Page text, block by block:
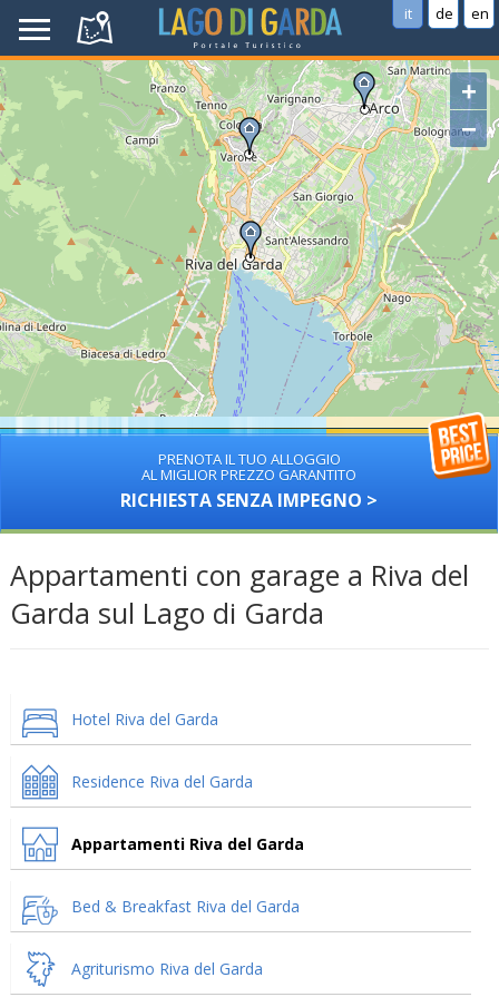
it de en
+
−
PRENOTA IL TUO ALLOGGIO
AL MIGLIOR PREZZO GARANTITO
RICHIESTA SENZA IMPEGNO >
Appartamenti con garage a Riva del
Garda sul Lago di Garda
Hotel Riva del Garda
Residence Riva del Garda
Appartamenti Riva del Garda
Bed & Breakfast Riva del Garda
Agriturismo Riva del Garda